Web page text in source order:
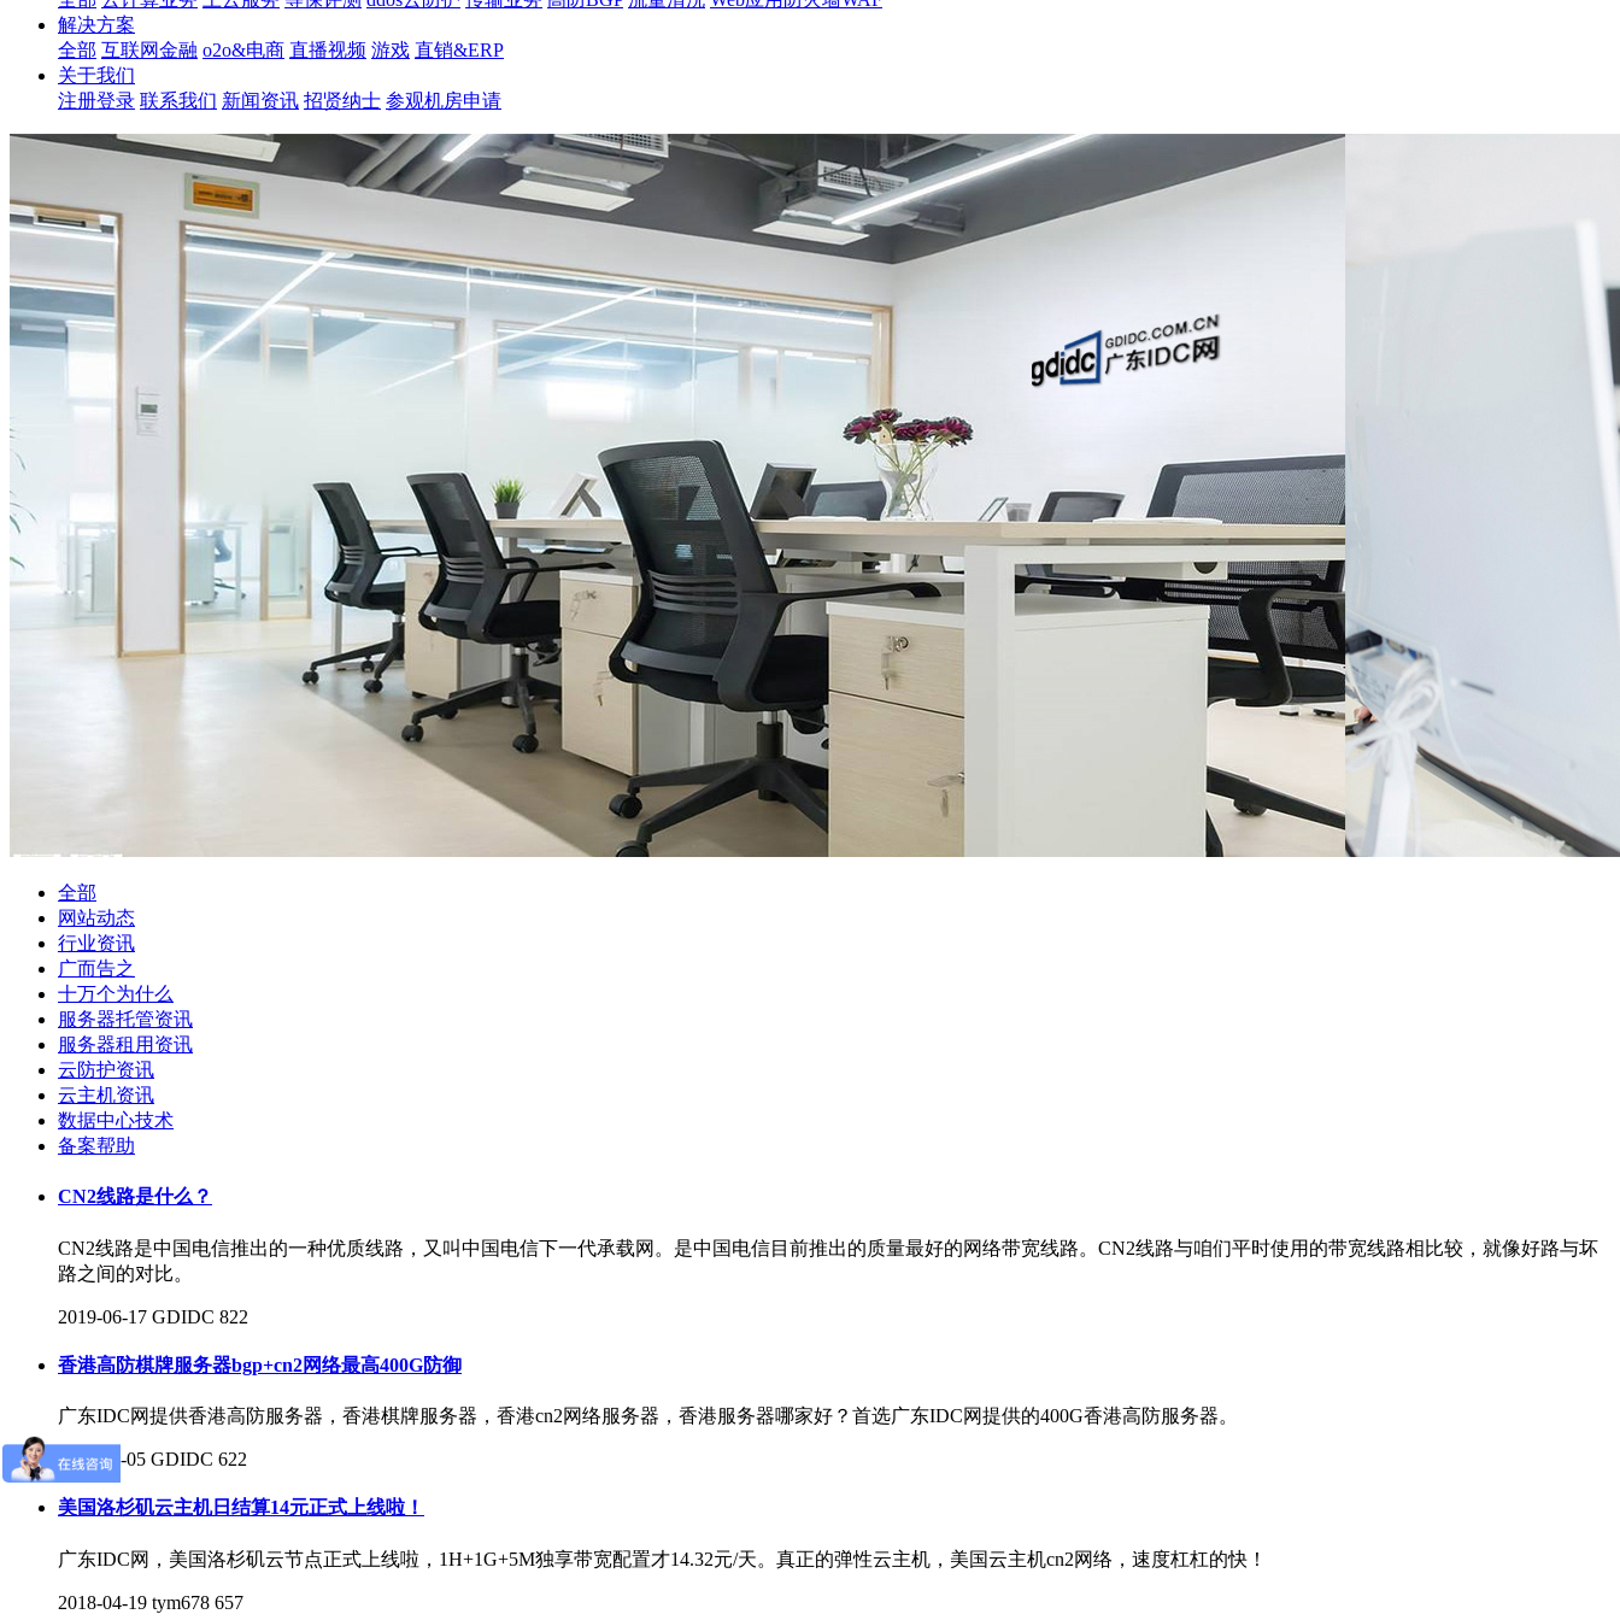
解决方案
全部 互联网金融 o2o&电商 直播视频 游戏 直销&ERP
关于我们
注册登录 联系我们 新闻资讯 招贤纳士 参观机房申请
全部
网站动态
行业资讯
广而告之
十万个为什么
服务器托管资讯
服务器租用资讯
云防护资讯
云主机资讯
数据中心技术
备案帮助
CN2线路是什么？
CN2线路是中国电信推出的一种优质线路，又叫中国电信下一代承载网。是中国电信目前推出的质量最好的网络带宽线路。CN2线路与咱们平时使用的带宽线路相比较，就像好路与坏
路之间的对比。
2019-06-17 GDIDC 822
香港高防棋牌服务器bgp+cn2网络最高400G防御
广东IDC网提供香港高防服务器，香港棋牌服务器，香港cn2网络服务器，香港服务器哪家好？首选广东IDC网提供的400G香港高防服务器。
2018-11-05 GDIDC 622
美国洛杉矶云主机日结算14元正式上线啦！
广东IDC网，美国洛杉矶云节点正式上线啦，1H+1G+5M独享带宽配置才14.32元/天。真正的弹性云主机，美国云主机cn2网络，速度杠杠的快！
2018-04-19 tym678 657